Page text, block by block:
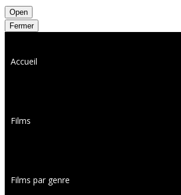
Open
Fermer
Accueil
Films
Films par genre